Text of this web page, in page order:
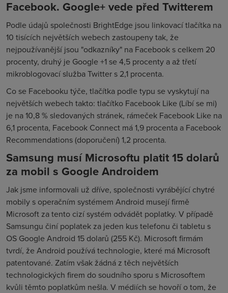
Facebook. Google+ vede před Twitterem
Podle údajů společnosti BrightEdge jsou linkovací tlačítka na
10 tisících největších webech zastoupeny tak, že
nejpoužívanější jsou "odkazníky" na Facebook s celkem 20
procenty, druhý je Google +1 se 4,5 procenty a až třetí
mikroblogovací služba Twitter s 2,1 procenta.
Co se Facebooku týče, tlačítka podle typu se vyskytují na
největších webech takto: tlačítko Facebook Like (Líbí se mi)
je na 10,8 % sledovaných stránek, rámeček Facebook Like na
6,1 procenta, Facebook Connect má 1,9 procenta a Facebook
Recommendations (doporučení) 1,2 procenta.
Samsung musí Microsoftu platit 15 dolarů
za mobil s Google Androidem
Jak jsme informovali už dříve, společnosti vyrábějící chytré
mobily s operačním systémem Android musejí firmě
Microsoft za tento cizí systém odvádět poplatky. V případě
Samsungu činí poplatek za jeden kus telefonu či tabletu s
OS Google Android 15 dolarů (255 Kč). Microsoft firmám
tvrdí, že Android používá technologie, které má Microsoft
patentované. Zatím však žádná z těch největších
technologických firem do soudního sporu s Microsoftem
kvůli těmto poplatkům nešla. V médiích se hovoří o tom, že